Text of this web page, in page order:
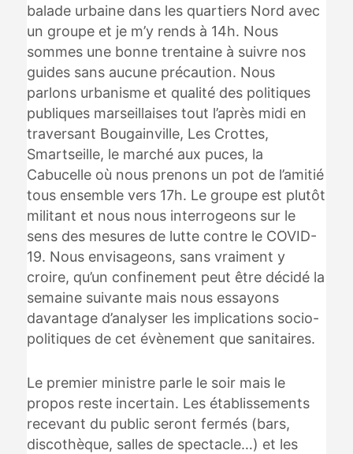
balade urbaine dans les quartiers Nord avec
un groupe et je m’y rends à 14h. Nous
sommes une bonne trentaine à suivre nos
guides sans aucune précaution. Nous
parlons urbanisme et qualité des politiques
publiques marseillaises tout l’après midi en
traversant Bougainville, Les Crottes,
Smartseille, le marché aux puces, la
Cabucelle où nous prenons un pot de l’amitié
tous ensemble vers 17h. Le groupe est plutôt
militant et nous nous interrogeons sur le
sens des mesures de lutte contre le COVID-
19. Nous envisageons, sans vraiment y
croire, qu’un confinement peut être décidé la
semaine suivante mais nous essayons
davantage d’analyser les implications socio-
politiques de cet évènement que sanitaires.
Le premier ministre parle le soir mais le
propos reste incertain. Les établissements
recevant du public seront fermés (bars,
discothèque, salles de spectacle…) et les